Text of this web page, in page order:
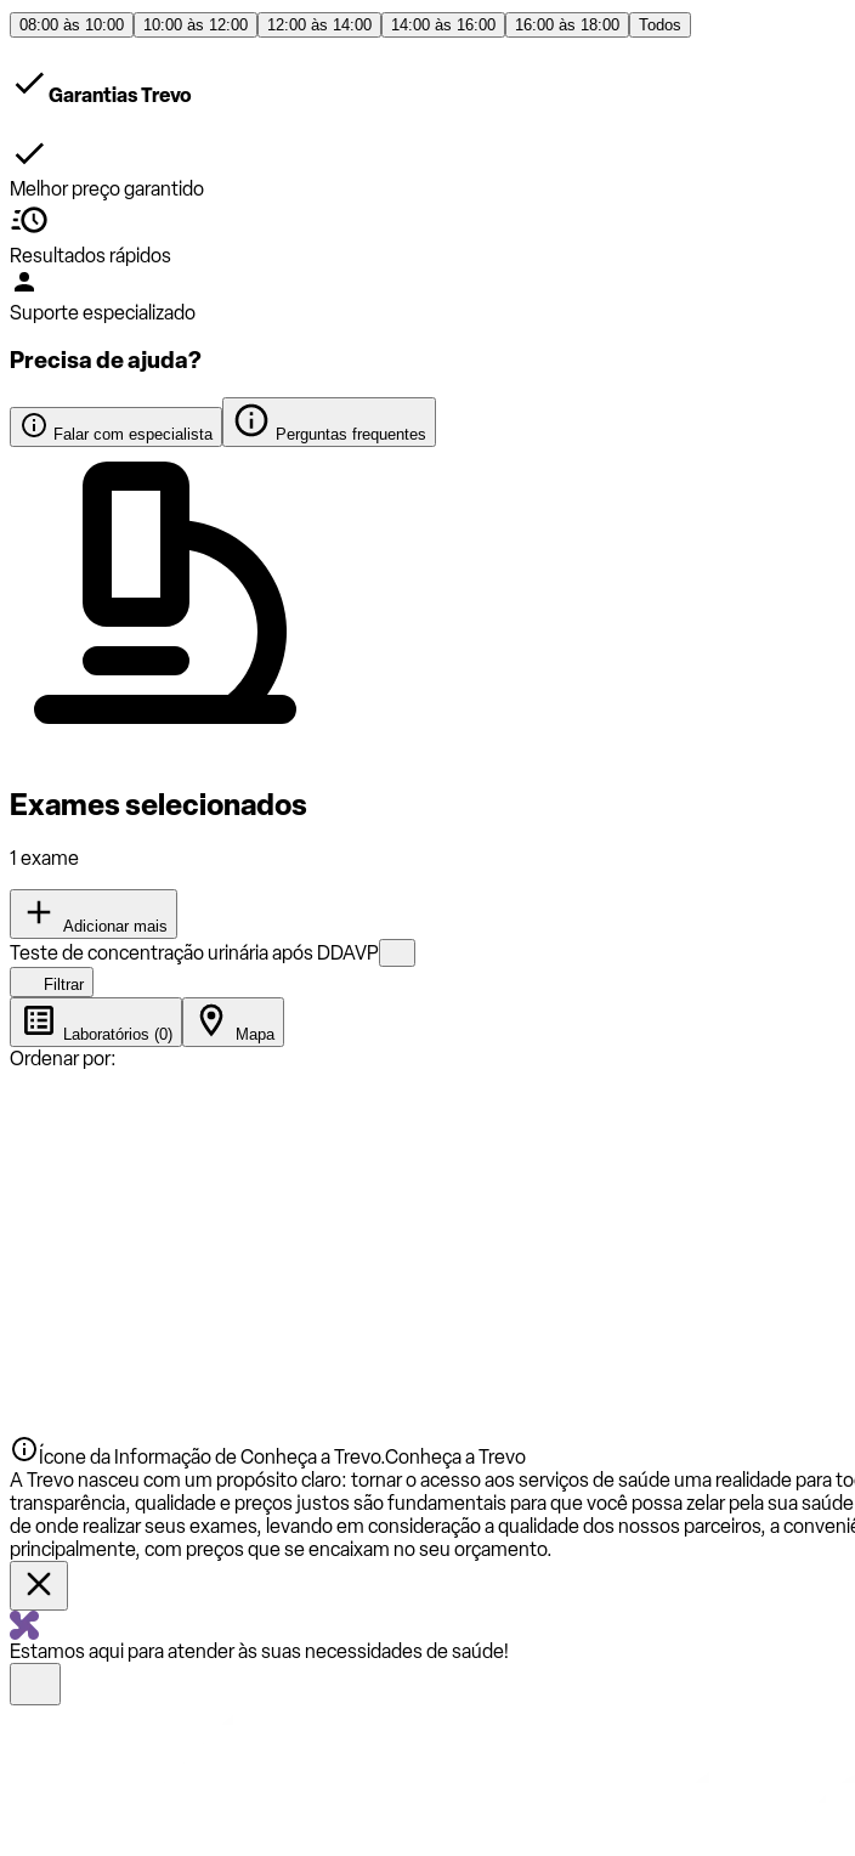
08:00 às 10:00 10:00 às 12:00 12:00 às 14:00 14:00 às 16:00 16:00 às 18:00 Todos
Garantias Trevo
Melhor preço garantido
Resultados rápidos
Suporte especializado
Precisa de ajuda?
Falar com especialista Perguntas frequentes
Exames selecionados
1 exame
Adicionar mais
Teste de concentração urinária após DDAVP
Filtrar
Laboratórios (0) Mapa
Ordenar por:
Ícone da Informação de Conheça a Trevo.Conheça a Trevo
A Trevo nasceu com um propósito claro: tornar o acesso aos serviços de saúde uma realidade
transparência, qualidade e preços justos são fundamentais para que você possa zelar pela sua
de onde realizar seus exames, levando em consideração a qualidade dos nossos parceiros, a
principalmente, com preços que se encaixam no seu orçamento.
Estamos aqui para atender às suas necessidades de saúde!